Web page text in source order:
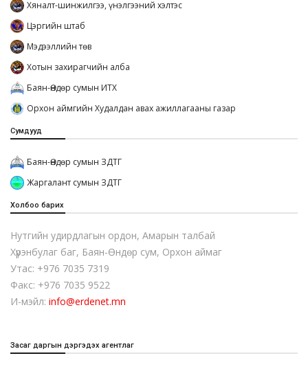
Хяналт-шинжилгээ, үнэлгээний хэлтэс
Цэргийн штаб
Мэдээллийн төв
Хотын захирагчийн алба
Баян-Өндөр сумын ИТХ
Орхон аймгийн Худалдан авах ажиллагааны газар
Сумдууд
Баян-Өндөр сумын ЗДТГ
Жаргалант сумын ЗДТГ
Холбоо барих
Нутгийн удирдлагын ордон, Амарын талбай
Хүрэнбулаг баг, Баян-Өндөр сум, Орхон аймаг
Утас: +976 7035 7319
Факс: +976 7035 9522
И-мэйл: info@erdenet.mn
Засаг даргын дэргэдэх агентлаг